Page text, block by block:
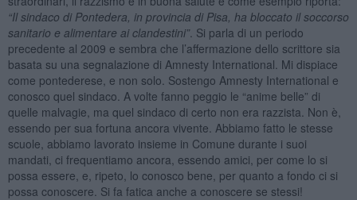
“Il sindaco di Pontedera, in provincia di Pisa, ha bloccato il soccorso
sanitario e alimentare ai clandestini”. Si parla di un periodo
precedente al 2009 e sembra che l’affermazione dello scrittore sia
basata su una segnalazione di Amnesty International. Mi dispiace
come pontederese, e non solo. Sostengo Amnesty International e
conosco quel sindaco. A volte fanno peggio le “anime belle” di
quelle malvagie, ma quel sindaco di certo non era razzista. Non è,
essendo per sua fortuna ancora vivente. Abbiamo fatto le stesse
scuole, abbiamo lavorato insieme in Comune durante i suoi
mandati, ci frequentiamo ancora, essendo amici, per come lo si
possa essere, e, ripeto, lo conosco bene, per quanto a fondo ci si
possa conoscere. Si fa fatica anche a conoscere se stessi!